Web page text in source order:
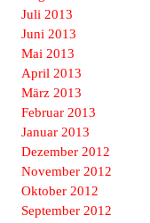
Juli 2013
Juni 2013
Mai 2013
April 2013
März 2013
Februar 2013
Januar 2013
Dezember 2012
November 2012
Oktober 2012
September 2012